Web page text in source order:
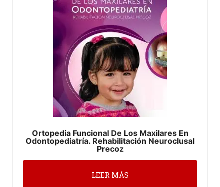
Ortopedia Funcional De Los Maxilares En
Odontopediatría. Rehabilitación Neuroclusal
Precoz
LEER MÁS